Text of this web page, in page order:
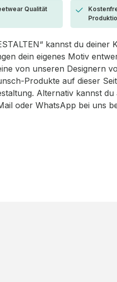
Qualität
kannst du deiner
dein eigenes Motiv
von unseren Designern
Produkte auf dieser
Alternativ kannst
oder WhatsApp bei uns